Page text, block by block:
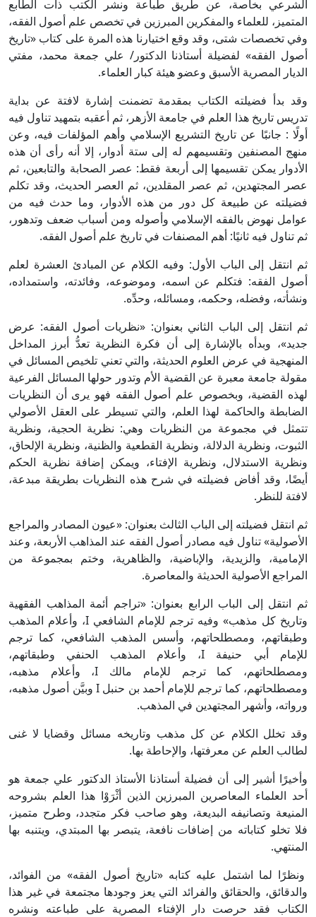
الشرعي بخاصة، عن طريق طباعة ونشر الكتب ذات الطابع
المتميز، للعلماء والمفكرين المبرزين في تخصص علم أصول الفقه،
وفي تخصصات شتى، وقد وقع اختيارنا هذه المرة على كتاب «تاريخ
أصول الفقه» لفضيلة أستاذنا الدكتور/ علي جمعة محمد، مفتي
الديار المصرية الأسبق وعضو هيئة كبار العلماء.
وقد بدأ فضيلته الكتاب بمقدمة تضمنت إشارة لافتة عن بداية
تدريس تاريخ هذا العلم في جامعة الأزهر، ثم أعقبه بتمهيد تناول فيه
أولًا : جانبًا عن تاريخ التشريع الإسلامي وأهم المؤلفات فيه، وعن
منهج المصنفين وتقسيمهم له إلى ستة أدوار، إلا أنه رأى أن هذه
الأدوار يمكن تقسيمها إلى أربعة فقط: عصر الصحابة والتابعين، ثم
عصر المجتهدين، ثم عصر المقلدين، ثم العصر الحديث، وقد تكلم
فضيلته عن طبيعة كل دور من هذه الأدوار، وما حدث فيه من
عوامل نهوض بالفقه الإسلامي وأصوله ومن أسباب ضعف وتدهور،
ثم تناول فيه ثانيًا: أهم المصنفات في تاريخ علم أصول الفقه.
ثم انتقل إلى الباب الأول: وفيه الكلام عن المبادئ العشرة لعلم
أصول الفقه: فتكلم عن اسمه، وموضوعه، وفائدته، واستمداده،
ونشأته، وفضله، وحكمه، ومسائله، وحدِّه.
ثم انتقل إلى الباب الثاني بعنوان: «نظريات أصول الفقه: عرض
جديد»، وبدأه بالإشارة إلى أن فكرة النظرية تعدُّ أبرز المداخل
المنهجية في عرض العلوم الحديثة، والتي تعني تلخيص المسائل في
مقولة جامعة معبرة عن القضية الأم وتدور حولها المسائل الفرعية
لهذه القضية، وبخصوص علم أصول الفقه فهو يرى أن النظريات
الضابطة والحاكمة لهذا العلم، والتي تسيطر على العقل الأصولي
تتمثل في مجموعة من النظريات وهي: نظرية الحجية، ونظرية
الثبوت، ونظرية الدلالة، ونظرية القطعية والظنية، ونظرية الإلحاق،
ونظرية الاستدلال، ونظرية الإفتاء، ويمكن إضافة نظرية الحكم
أيضًا، وقد أفاض فضيلته في شرح هذه النظريات بطريقة مبدعة،
لافتة للنظر.
ثم انتقل فضيلته إلى الباب الثالث بعنوان: «عيون المصادر والمراجع
الأصولية» تناول فيه مصادر أصول الفقه عند المذاهب الأربعة، وعند
الإمامية، والزيدية، والإباضية، والظاهرية، وختم بمجموعة من
المراجع الأصولية الحديثة والمعاصرة.
ثم انتقل إلى الباب الرابع بعنوان: «تراجم أئمة المذاهب الفقهية
وتاريخ كل مذهب» وفيه ترجم للإمام الشافعي I، وأعلام المذهب
وطبقاتهم، ومصطلحاتهم، وأسس المذهب الشافعي، كما ترجم
للإمام أبي حنيفة I، وأعلام المذهب الحنفي وطبقاتهم،
ومصطلحاتهم، كما ترجم للإمام مالك I، وأعلام مذهبه،
ومصطلحاتهم، كما ترجم للإمام أحمد بن حنبل I وبيَّن أصول مذهبه،
ورواته، وأشهر المجتهدين في المذهب.
وقد تخلل الكلام عن كل مذهب وتاريخه مسائل وقضايا لا غنى
لطالب العلم عن معرفتها، والإحاطة بها.
وأخيرًا أشير إلى أن فضيلة أستاذنا الأستاذ الدكتور علي جمعة هو
أحد العلماء المعاصرين المبرزين الذين أثْرَوْا هذا العلم بشروحه
المنيعة وتصانيفه البديعة، وهو صاحب فكر متجدد، وطرح متميز،
فلا تخلو كتاباته من إضافات نافعة، يتبصر بها المبتدي، ويتنبه بها
المنتهي.
ونظرًا لما اشتمل عليه كتابه «تاريخ أصول الفقه» من الفوائد،
والدقائق، والحقائق والفرائد التي يعز وجودها مجتمعة في غير هذا
الكتاب فقد حرصت دار الإفتاء المصرية على طباعته ونشره